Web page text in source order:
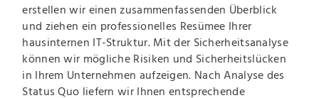
erstellen wir einen zusammenfassenden Überblick
und ziehen ein professionelles Resümee Ihrer
hausinternen IT-Struktur. Mit der Sicherheitsanalyse
können wir mögliche Risiken und Sicherheitslücken
in Ihrem Unternehmen aufzeigen. Nach Analyse des
Status Quo liefern wir Ihnen entsprechende